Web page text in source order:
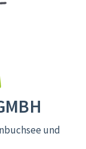
und